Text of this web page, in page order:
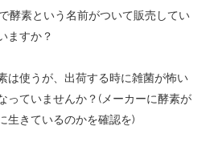
酵素という名前がついて販売してい
ますか？
は使うが、出荷する時に雑菌が怖い
っていませんか？(メーカーに酵素が
生きているのかを確認を)